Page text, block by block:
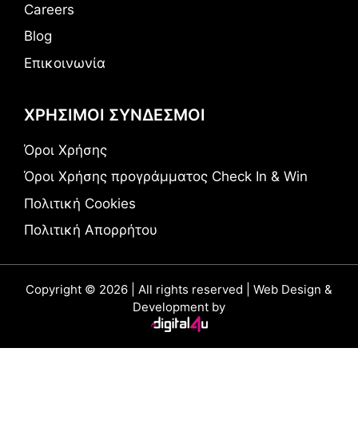
Careers
Blog
Επικοινωνία
ΧΡΗΣΙΜΟΙ ΣΥΝΔΕΣΜΟΙ
Όροι Χρήσης
Όροι Χρήσης προγράμματος Check In & Win
Πολιτική Cookies
Πολιτική Απορρήτου
Copyright © 2026 | All rights reserved | Web Design &
Development by